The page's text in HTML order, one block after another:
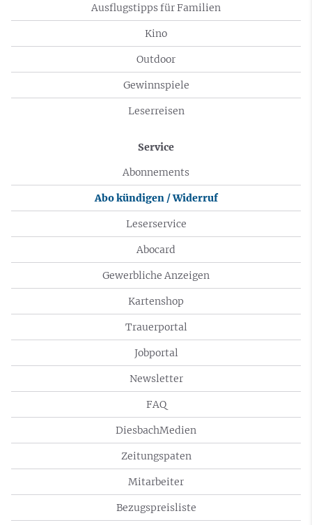
Ausflugstipps für Familien
Kino
Outdoor
Gewinnspiele
Leserreisen
Service
Abonnements
Abo kündigen / Widerruf
Leserservice
Abocard
Gewerbliche Anzeigen
Kartenshop
Trauerportal
Jobportal
Newsletter
FAQ
DiesbachMedien
Zeitungspaten
Mitarbeiter
Bezugspreisliste